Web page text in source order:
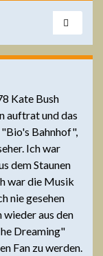
Kate Bush
auftrat und das
Bahnhof",
Ich war
dem Staunen
war die Musik
nie gesehen
aus den
Dreaming"
Fan zu werden.